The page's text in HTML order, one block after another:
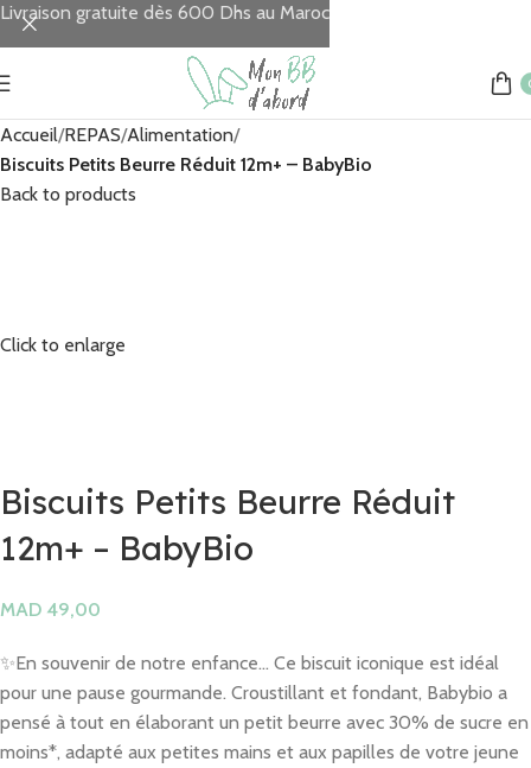
Accueil REPAS Alimentation
Biscuits Petits Beurre Réduit 12m+ – BabyBio
Back to products
Click to enlarge
Biscuits Petits Beurre Réduit
12m+ – BabyBio
MAD
✨En souvenir de notre enfance… Ce biscuit iconique est idéal
pour une pause gourmande. Croustillant et fondant, Babybio a
pensé à tout en élaborant un petit beurre avec 30% de sucre en
moins*, adapté aux petites mains et aux papilles de votre jeune
Livraison gratuite dès 600 Dhs au Maroc